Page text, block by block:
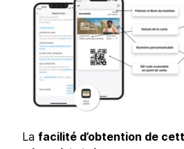
La facilité d’obtention de